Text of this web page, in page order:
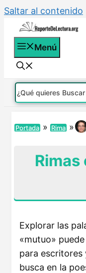
Saltar al contenido
Menú
Portada » Rima »
Explorar las
«mutuo»
para escritores
busca en la